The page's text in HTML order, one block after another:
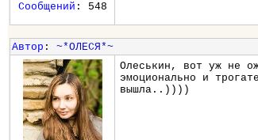
Сообщений : 548
Автор :~*ОЛЕСЯ*~
Олеськин, вот уж не
эмоционально и
вышла..))))